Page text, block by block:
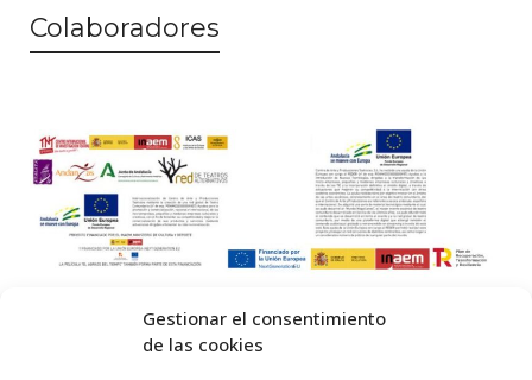
Gestionar el consentimiento
de las cookies
Colaboradores